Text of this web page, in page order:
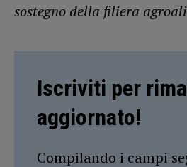
sostegno della filiera
Iscriviti per
aggiornato!
Compilando i campi